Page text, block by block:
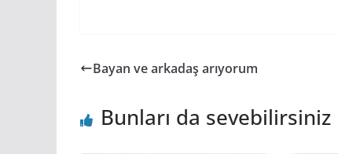
Bayan ve arkadaş arıyorum
Bunları da sevebilirsiniz